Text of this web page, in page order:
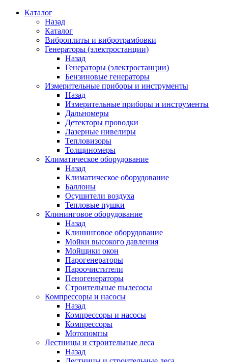
Каталог
Назад
Каталог
Виброплиты и вибротрамбовки
Генераторы (электростанции)
Назад
Генераторы (электростанции)
Бензиновые генераторы
Измерительные приборы и инструменты
Назад
Измерительные приборы и инструменты
Дальномеры
Детекторы проводки
Лазерные нивелиры
Тепловизоры
Толщиномеры
Климатическое оборудование
Назад
Климатическое оборудование
Баллоны
Осушители воздуха
Тепловые пушки
Клининговое оборудование
Назад
Клининговое оборудование
Мойки высокого давления
Мойщики окон
Парогенераторы
Пароочистители
Пеногенераторы
Строительные пылесосы
Компрессоры и насосы
Назад
Компрессоры и насосы
Компрессоры
Мотопомпы
Лестницы и строительные леса
Назад